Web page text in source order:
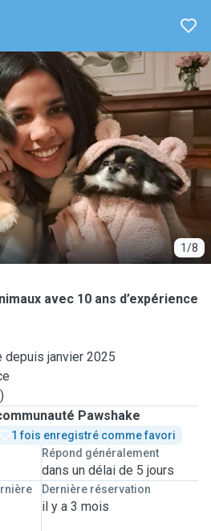
1/8
avec 10 ans d’expérience
depuis janvier 2025
)
Pawshake
1 fois enregistré comme favori
Répond généralement
dans un délai de 5 jours
Dernière réservation
il y a 3 mois